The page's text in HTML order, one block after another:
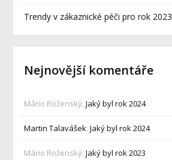
Trendy v zákaznické péči pro rok 2023
Nejnovější komentáře
Mário Roženský:Jaký byl rok 2024
Martin Talavášek:Jaký byl rok 2024
Mário Roženský:Jaký byl rok 2023